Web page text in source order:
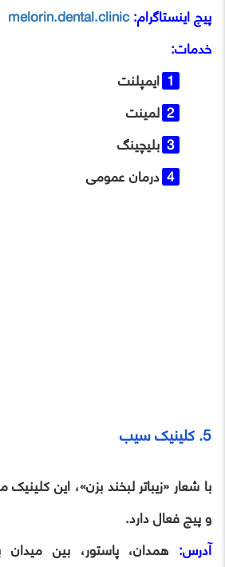
پیج اینستاگرام:melorin.dental.clinic
خدمات:
ایمپلنت
لمینت
بلیچینگ
درمان عمومی
5. کلینیک سیب
با شعار «زیباتر لبخند بزن»، این
و پیج فعال دارد.
آدرس: همدان، پاستور، بین